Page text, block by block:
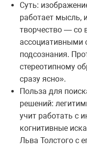
Суть:
работает мысль,
творчество — со
ассоциативными
подсознания.
стереотипному
сразу ясно».
Польза для
решений:
учит работать с
когнитивные
Льва Толстого с